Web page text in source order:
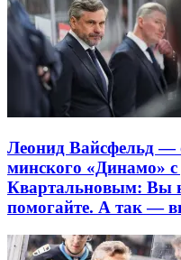
Леонид Вайсфельд —
минского «Динамо»
Квартальновым: Вы
помогайте. А так —